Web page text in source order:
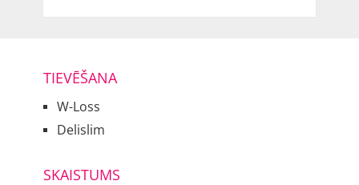
TIEVĒŠANA
W-Loss
Delislim
SKAISTUMS